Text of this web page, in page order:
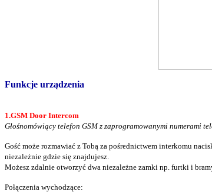
Funkcje urządzenia
1.GSM Door Intercom
Głośnomówiący telefon GSM z zaprogramowanymi numerami
Gość może rozmawiać z Tobą za pośrednictwem interkomu
niezależnie gdzie się znajdujesz.
Możesz zdalnie otworzyć dwa niezależne zamki np. furtki i
Połączenia wychodzące: